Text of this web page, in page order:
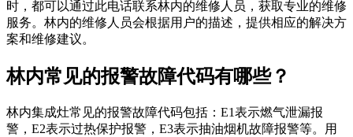
时，都可以通过此电话联系林内的维修人员，获取专业的维修
服务。林内的维修人员会根据用户的描述，提供相应的解决方
案和维修建议。
林内常见的报警故障代码有哪些？
林内集成灶常见的报警故障代码包括：E1表示燃气泄漏报
警，E2表示过热保护报警，E3表示抽油烟机故障报警等。用